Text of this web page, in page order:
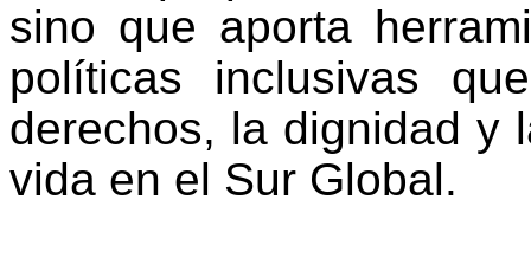
sino que aporta
políticas inclusivas
derechos, la dignidad y
vida en el Sur Global.